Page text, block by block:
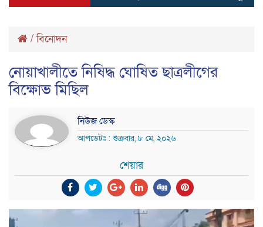
/বিনোদন
নোয়াখালীতে নিষিদ্ধ ঘোষিত ছাত্রলীগের
বিক্ষোভ মিছিল
নিউজ ডেস্ক
আপডেটঃ : শুক্রবার, ৮ মে, ২০২৬
শেয়ার